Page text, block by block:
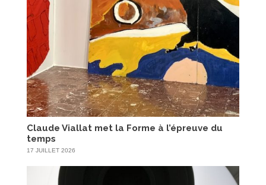
Claude Viallat met la Forme à l’épreuve du
temps
17 JUILLET 2026